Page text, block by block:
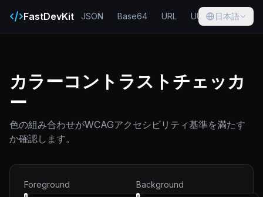
FastDevKit JSON Base64 URL UUID Hash
日本語
カラーコントラストチェッカ
ー
色の組み合わせがWCAGアクセシビリティ基準を満たす
か確認します。
Foreground Background